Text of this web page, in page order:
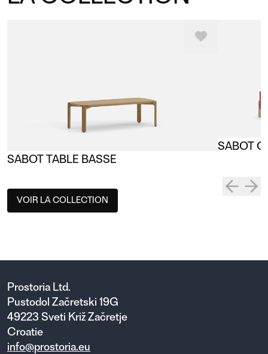
SABOT TABLE BASSE
SABOT
VOIR LA COLLECTION
Prostoria Ltd.
Pustodol Začretski 19G
49223 Sveti Križ Začretje
Croatie
info@prostoria.eu